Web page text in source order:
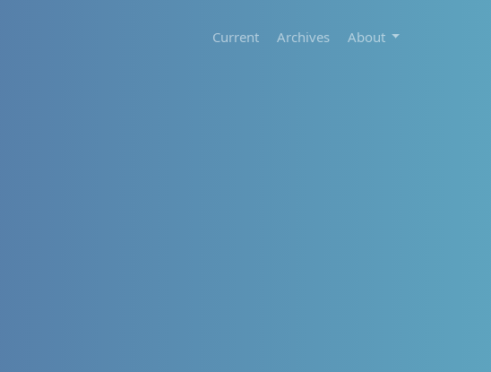
Current Archives About